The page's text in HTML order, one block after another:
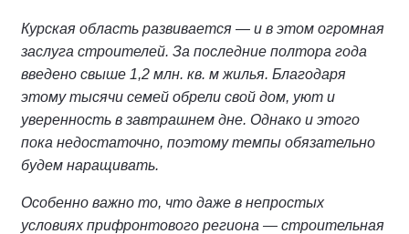
Курская область развивается — и в этом огромная
заслуга строителей. За последние полтора года
введено свыше 1,2 млн. кв. м жилья. Благодаря
этому тысячи семей обрели свой дом, уют и
уверенность в завтрашнем дне. Однако и этого
пока недостаточно, поэтому темпы обязательно
будем наращивать.
Особенно важно то, что даже в непростых
условиях прифронтового региона — строительная